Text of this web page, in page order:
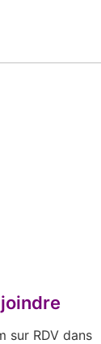
sur RDV dans